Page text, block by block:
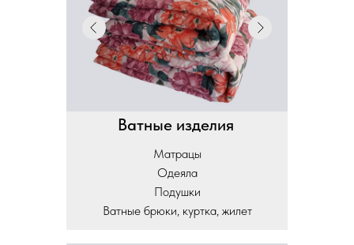
Ватные изделия
Матрацы
Одеяла
Подушки
Ватные брюки, куртка, жилет